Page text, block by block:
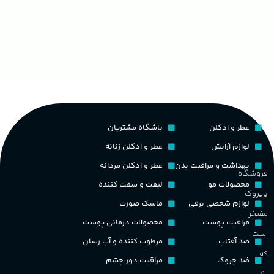
کشور مبدا برند
طبع تلخ
غلظت
اکسترکت دو پرفیوم
گروه بویایی میوه ای
میوه‌ها و مرکبات، وانیل،
فروشگاه
پاپروک
مفتخر
است
که
عطر و ادکلن
لوازم آرایش
بهداشت و مراقبت بدن
محصولات مو
لوازم شخصی برقی
مراقبت پوست
ضد آفتاب
ضد چروک
باشگاه مشتریان
عطر و ادکلن زنانه
عطر و ادکلن مردانه
لیفت و سفت کننده
ماسک صورت
محصولات درمانی پوست
مرطوب کننده و آب رسان
مراقبت دور چشم